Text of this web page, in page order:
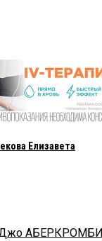
Елизавета
АБЕРКРОМБИ